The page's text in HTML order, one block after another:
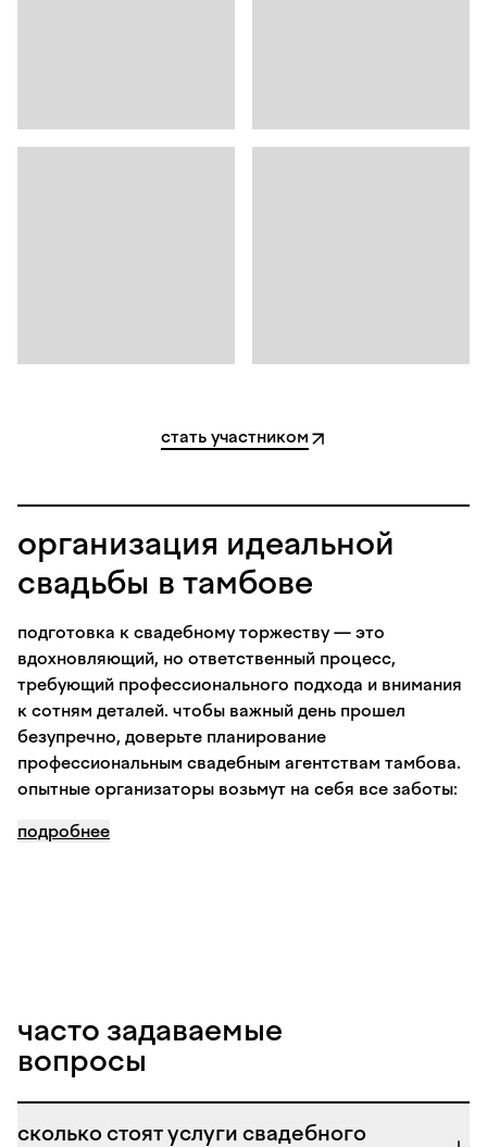
стать участником
организация идеальной
свадьбы в тамбове
подготовка к свадебному торжеству — это
вдохновляющий, но ответственный процесс,
требующий профессионального подхода и внимания
к сотням деталей. чтобы важный день прошел
безупречно, доверьте планирование
профессиональным свадебным агентствам тамбова.
опытные организаторы возьмут на себя все заботы:
жесткого контроля сметы и тайминга. ваш
как выбрать агентство для
свадьбы под ключ
подробнее
часто задаваемые
вопросы
сколько стоят услуги свадебного